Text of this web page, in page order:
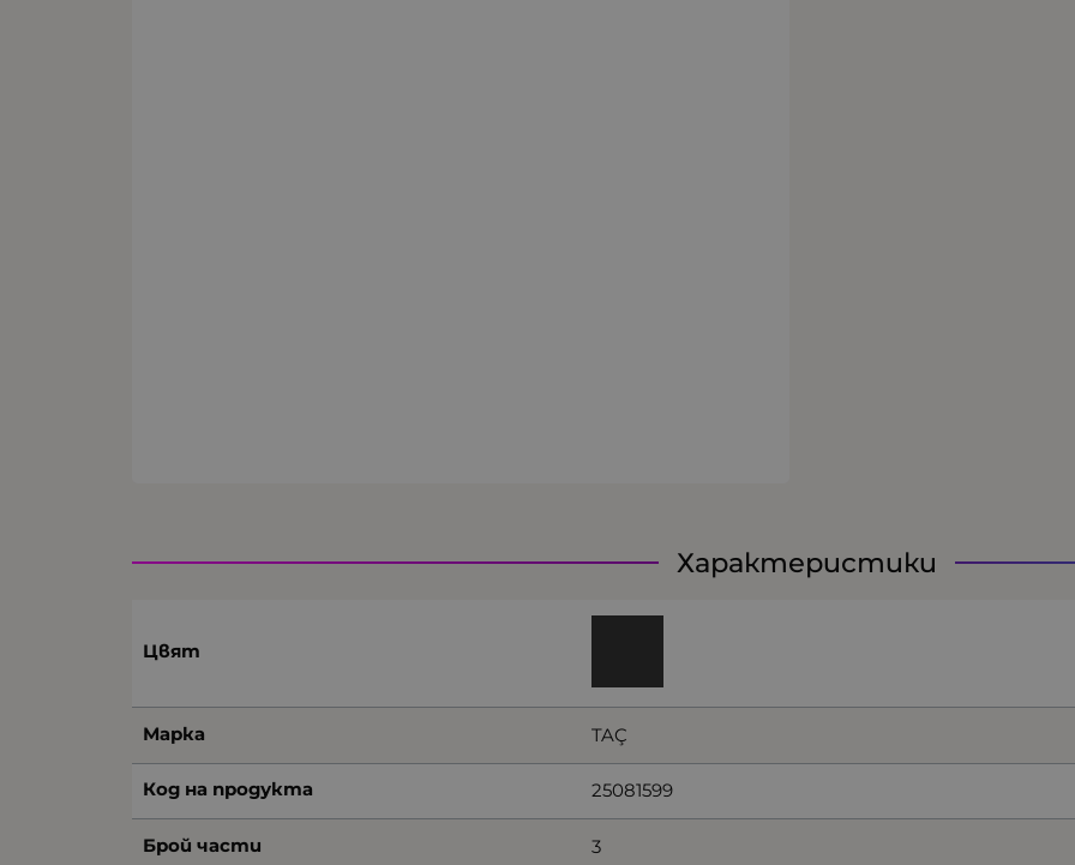
Характеристики
Цвят
Марка TAÇ
Код на продукта 25081599
Брой части 3